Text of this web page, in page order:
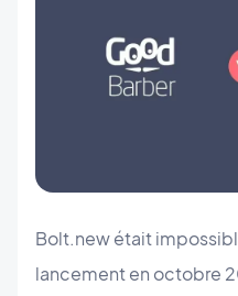
Bolt.new était
lancement en octobre